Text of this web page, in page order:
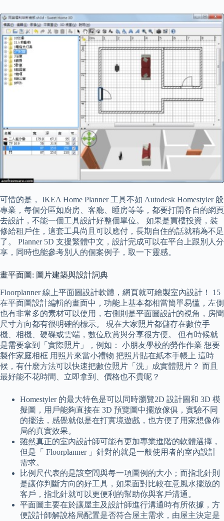
可惜的是， IKEA Home Planner 工具不如 Autodesk Homestyler 般
專業，每個分區如廚房、客廳、睡房等等，都要打開各自的網頁
去設計，不能一個工具設計好整個單位。 如果是買樓投資，裝
修給租戶住，這套工具尚且可以應付，長期自住的話就稍為不足
了。 Planner 5D 支援繁體中文，設計完成可以在平台上跟別人分
享，同時也能參考別人的個案例子，取一下靈感。
畫平面圖: 圖片建築與設計詞典
Floorplanner 線上平面圖設計軟體，網頁就可繪製室內設計！ 15
在平面圖設計編輯的畫面中，功能上基本都相當簡單易懂，左側
也有非常多的素材可以使用，右側則是平面圖設計的視角，房間
尺寸方向都有很明確的標示。 現在大家照片都儲存在數位手
機、相機、硬碟或雲端，數位欣賞與分享很方便。 但有時候就
是需要拿到「實際照片」，例如： 小朋友學校的勞作作業 想要
製作家庭相框 用照片來當小禮物 把照片貼在紙本手帳上 這時
候，有什麼方法可以快速把數位照片「洗」成實體照片？ 而且
最好能不花時間、立即拿到、價格也不貴呢？
Homestyler 的最大特色是可以同時瀏覽2D 設計圖和 3D 模
擬圖，用戶能夠直接在 3D 預覽圖中擺放傢俱，實驗不同
的擺法，感覺就似是在打實境遊戲，也方便了用家想像佈
局的真實效果。
雖然真正的室內設計師可能有更加專業進階的軟體選擇，
但是「 Floorplanner 」針對的就是一般使用者的室內設計
需求。
比例尺代表的是該空間與每一項圖例的大小；而指北針則
是讓你判斷方向的好工具，如果面對比較在意風水擺放的
客戶，指北針就可以更便利的幫助你與客戶溝通。
平面圖主要在於讓屋主及設計師進行溝通時有所依據，方
便設計師解說格局配置是否符合屋主需求，由屋主決定是